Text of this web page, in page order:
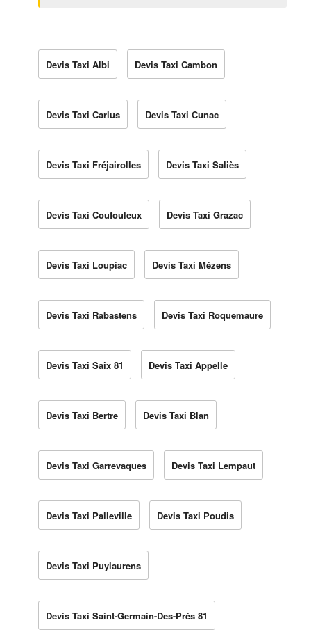
Devis Taxi Albi Devis Taxi Cambon
Devis Taxi Carlus Devis Taxi Cunac
Devis Taxi Fréjairolles Devis Taxi Saliès
Devis Taxi Coufouleux Devis Taxi Grazac
Devis Taxi Loupiac Devis Taxi Mézens
Devis Taxi Rabastens Devis Taxi Roquemaure
Devis Taxi Saix 81 Devis Taxi Appelle
Devis Taxi Bertre Devis Taxi Blan
Devis Taxi Garrevaques Devis Taxi Lempaut
Devis Taxi Palleville Devis Taxi Poudis
Devis Taxi Puylaurens
Devis Taxi Saint-Germain-Des-Prés 81